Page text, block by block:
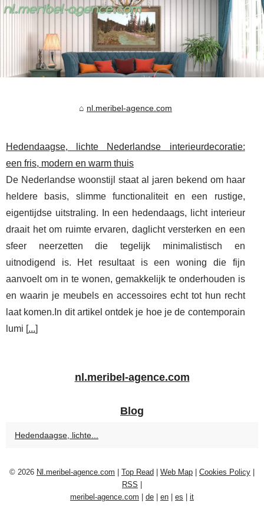
nl.meribel-agence.com
Hedendaagse, lichte Nederlandse interieurdecoratie:
een fris, modern en warm thuis
De Nederlandse woonstijl staat al jaren bekend om haar
heldere basis, slimme functionaliteit en een rustige,
eigentijdse uitstraling. In een hedendaags, licht interieur
draait het om ruimte ervaren, daglicht versterken en een
sfeer neerzetten die tegelijk minimalistisch en
uitnodigend is. Het resultaat is een woning die fijn
aanvoelt om in te wonen, gemakkelijk te onderhouden is
en waarin je meubels en accessoires echt tot hun recht
laat komen.In dit artikel ontdek je hoe je de contemporain
lumi [...]
nl.meribel-agence.com
Blog
Hedendaagse, lichte...
© 2026 Nl.meribel-agence.com | Top Read | Web Map | Cookies Policy |
RSS |
meribel-agence.com | de | en | es | it